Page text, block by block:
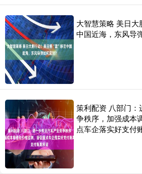
大智慧策略 美日大
中国近海，东风导
策利配资 八部门
争秩序，加强成本
点车企落实好支付